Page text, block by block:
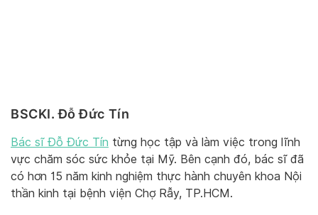
BSCKI. Đỗ Đức Tín
Bác sĩ Đỗ Đức Tín từng học tập và làm việc trong lĩnh
vực chăm sóc sức khỏe tại Mỹ. Bên cạnh đó, bác sĩ đã
có hơn 15 năm kinh nghiệm thực hành chuyên khoa Nội
thần kinh tại bệnh viện Chợ Rẫy, TP.HCM.